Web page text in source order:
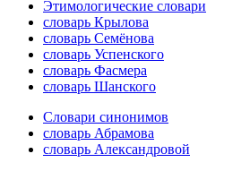
Этимологические словари
словарь Крылова
словарь Семёнова
словарь Успенского
словарь Фасмера
словарь Шанского
Словари синонимов
словарь Абрамова
словарь Александровой